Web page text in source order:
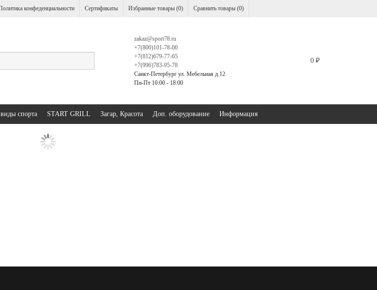
конфеденциальности Сертификаты Избранные товары (0) Сравнить товары (0)
zakaz@sport78.ru
+7(800)101-78-00
+7(812)679-77-65
+7(996)783-95-78
Санкт-Петербург ул. Мебельная д.12
Пн-Пт 10:00 - 18:00
0 ₽
спорта START GRILL Загар, Красота Доп. оборудование Информация